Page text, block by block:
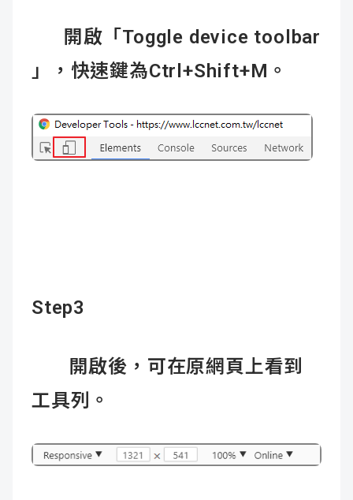
開啟「Toggle device toolbar
」，快速鍵為Ctrl+Shift+M。
Step3
開啟後，可在原網頁上看到
工具列。